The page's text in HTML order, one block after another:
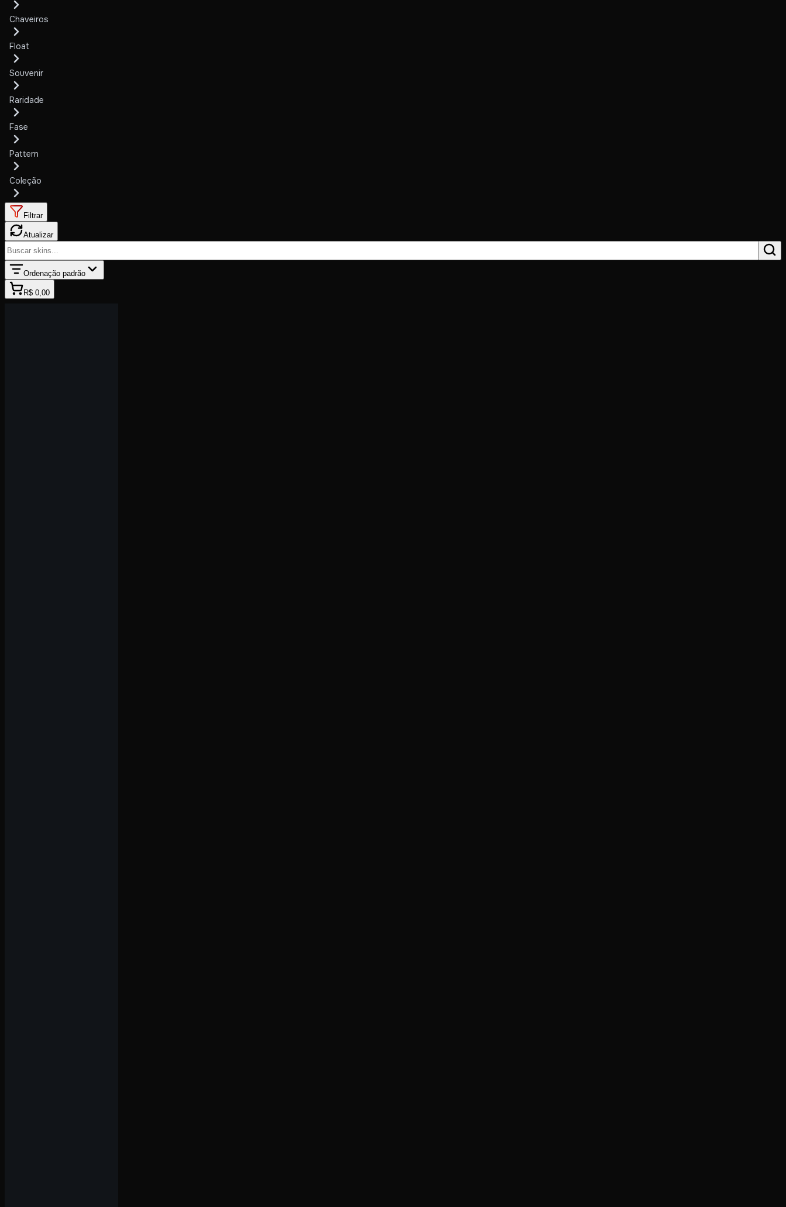
Chaveiros
Float
Souvenir
Raridade
Fase
Pattern
Coleção
Filtrar
Atualizar
Ordenação padrão
R$ 0,00